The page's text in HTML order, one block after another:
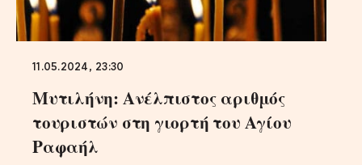
11.05.2024, 23:30
Μυτιλήνη: Ανέλπιστος αριθμός
τουριστών στη γιορτή του Αγίου
Ραφαήλ